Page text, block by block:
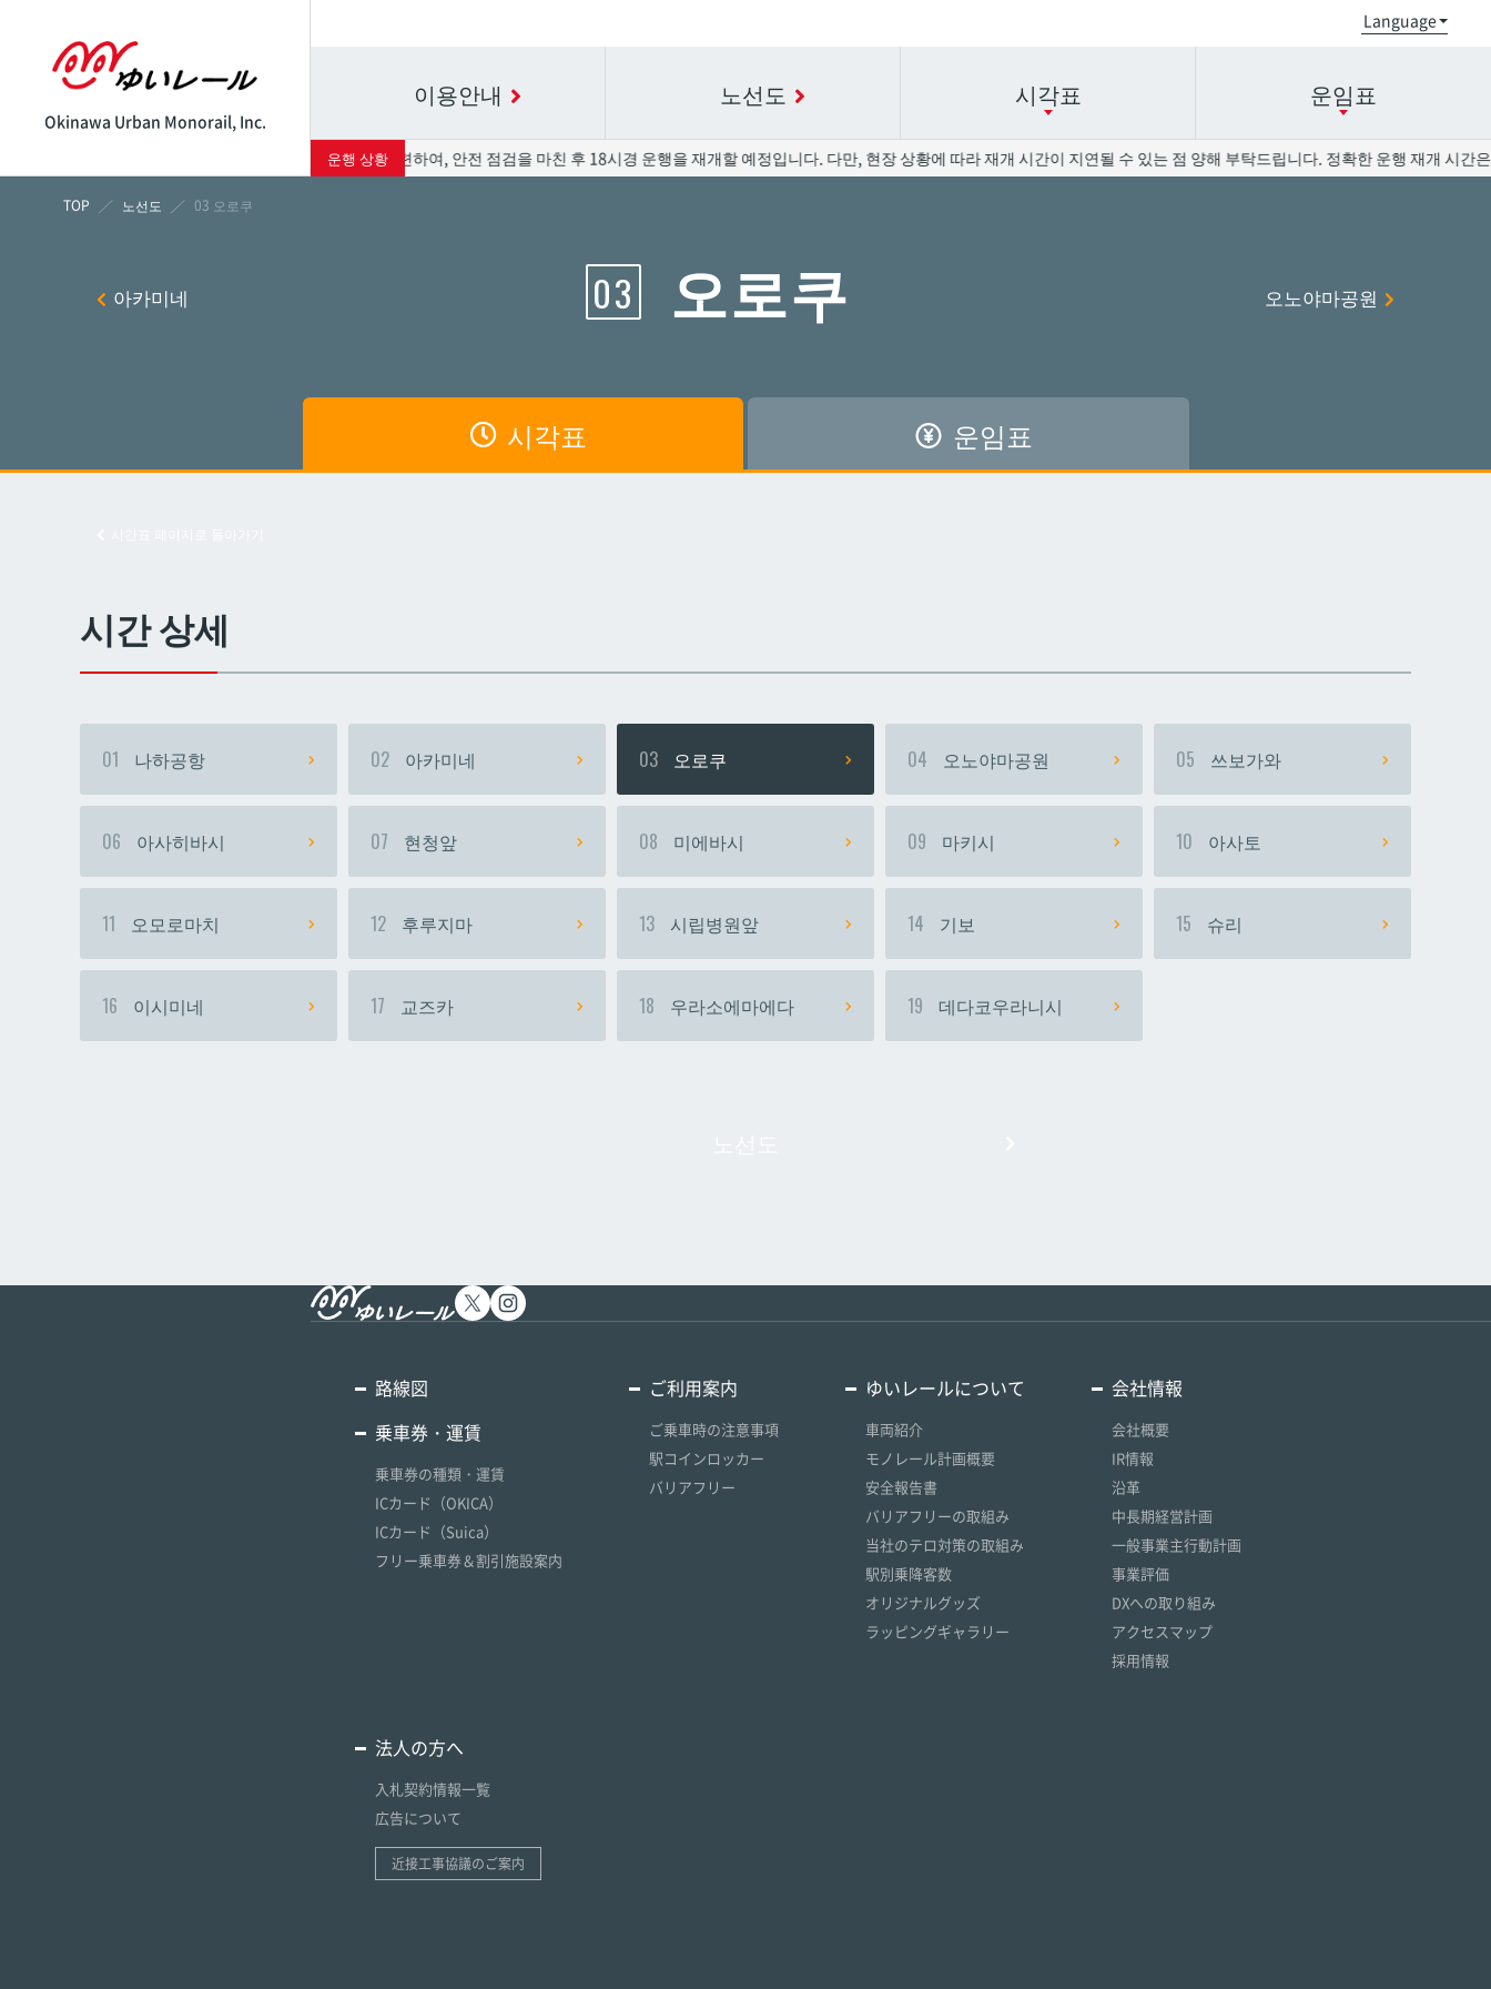
이용안내 노선도 시각표
아카미네
시립병원앞 기보 슈리 이시미네
운임표
아카미네
시립병원앞 기보 슈리 이시미네
Okinawa Urban Monorail, Inc.
운행 상황
8월 8일(토) 운행과 관련하여, 안전 점검을 마친 후 18시경 운행을 재개할 예정입니다. 다만, 현장 상황에 따라 재개 시간이 지연될 수 있는 점 양해 부탁드립니다. 정확한 운행 재개 시간은
노선도 03 오로쿠
03 오로쿠
시각표 운임표
아카미네 오노야마공원
시간 상세
01 나하공항 02 아카미네 03 오로쿠 04 오노야마공원 05 쓰보가와
06 아사히바시 07 현청앞 08 미에바시 09 마키시 10 아사토
11 오모로마치 12 후루지마 13 시립병원앞 14 기보 15 슈리
16 이시미네 17 교즈카 18 우라소에마에다 19 데다코우라니시
路線図
乗車券・運賃
乗車券の種類・運賃
ICカード（OKICA）
ICカード（Suica）
フリー乗車券＆割引施設案内
ご利用案内
ご乗車時の注意事項
駅コインロッカー
バリアフリー
ゆいレールについて
車両紹介
モノレール計画概要
安全報告書
バリアフリーの取組み
当社のテロ対策の取組み
駅別乗降客数
オリジナルグッズ
ラッピングギャラリー
会社情報
会社概要
IR情報
沿革
中長期経営計画
一般事業主行動計画
事業評価
DXへの取り組み
アクセスマップ
採用情報
法人の方へ
入札契約情報一覧
広告について
近接工事協議のご案内